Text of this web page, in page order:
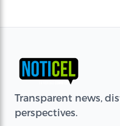
Transparent news,
perspectives.